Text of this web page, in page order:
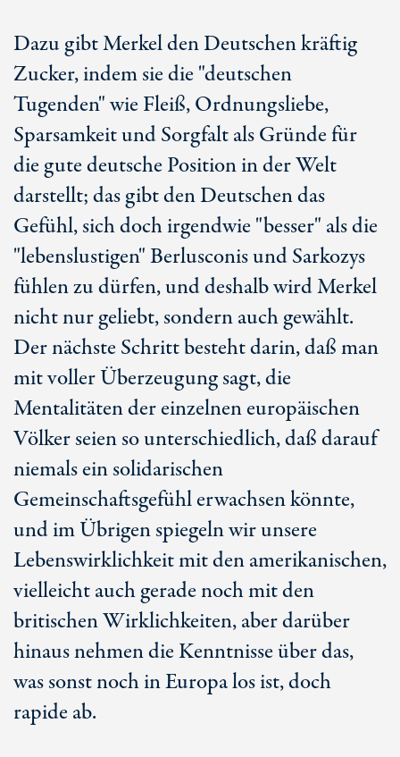
Dazu gibt Merkel den Deutschen kräftig
Zucker, indem sie die "deutschen
Tugenden" wie Fleiß, Ordnungsliebe,
Sparsamkeit und Sorgfalt als Gründe für
die gute deutsche Position in der Welt
darstellt; das gibt den Deutschen das
Gefühl, sich doch irgendwie "besser" als die
"lebenslustigen" Berlusconis und Sarkozys
fühlen zu dürfen, und deshalb wird Merkel
nicht nur geliebt, sondern auch gewählt.
Der nächste Schritt besteht darin, daß man
mit voller Überzeugung sagt, die
Mentalitäten der einzelnen europäischen
Völker seien so unterschiedlich, daß darauf
niemals ein solidarischen
Gemeinschaftsgefühl erwachsen könnte,
und im Übrigen spiegeln wir unsere
Lebenswirklichkeit mit den amerikanischen,
vielleicht auch gerade noch mit den
britischen Wirklichkeiten, aber darüber
hinaus nehmen die Kenntnisse über das,
was sonst noch in Europa los ist, doch
rapide ab.